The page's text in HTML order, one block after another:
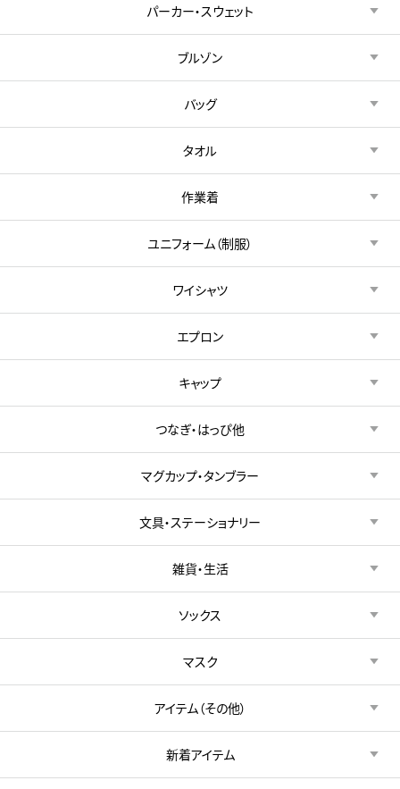
パーカー・スウェット
ブルゾン
バッグ
タオル
作業着
ユニフォーム（制服）
ワイシャツ
エプロン
キャップ
つなぎ・はっぴ他
マグカップ・タンブラー
文具・ステーショナリー
雑貨・生活
ソックス
マスク
アイテム（その他）
新着アイテム